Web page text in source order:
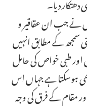
نے جب ان عقاقیر و
سمجھ کے مطابق انہیں
اور طبی خواص کی حامل
ہوسکتا ہے جہاں اس
مقام کے فرق کی وجہ